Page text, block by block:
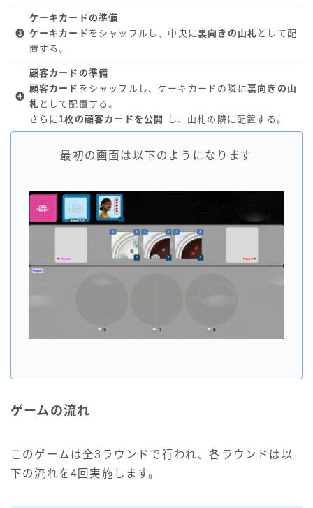
❸
ケーキカードの準備
ケーキカード をシャッフルし、中央に裏向きの山札 として配
置する。
❹
顧客カードの準備
顧客カード をシャッフルし、ケーキカードの隣に裏向きの山
札 として配置する。
さらに1枚の顧客カードを公開 し、山札の隣に配置する。
最初の画面は以下のようになります
ゲームの流れ
このゲームは全3ラウンドで行われ、各ラウンドは以
下の流れを4回実施します。